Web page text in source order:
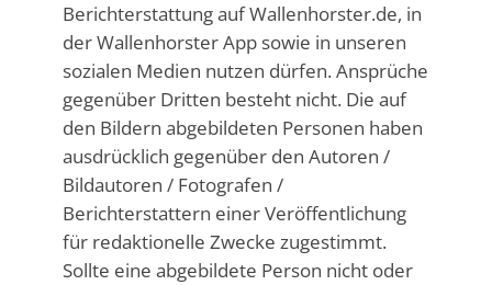
Berichterstattung auf Wallenhorster.de, in
der Wallenhorster App sowie in unseren
sozialen Medien nutzen dürfen. Ansprüche
gegenüber Dritten besteht nicht. Die auf
den Bildern abgebildeten Personen haben
ausdrücklich gegenüber den Autoren /
Bildautoren / Fotografen /
Berichterstattern einer Veröffentlichung
für redaktionelle Zwecke zugestimmt.
Sollte eine abgebildete Person nicht oder